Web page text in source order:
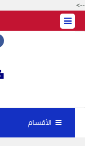
-->
الأقسام